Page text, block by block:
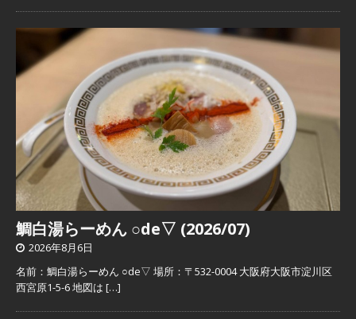
鯛白湯らーめん ○de▽ (2026/07)
2026年8月6日
名前：鯛白湯らーめん ○de▽ 場所：〒532-0004 大阪府大阪市淀川区
西宮原1-5-6 地図は […]